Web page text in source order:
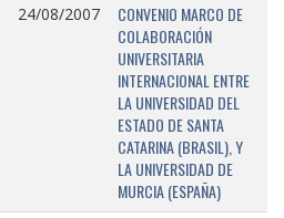
24/08/2007
CONVENIO MARCO DE
COLABORACIÓN
UNIVERSITARIA
INTERNACIONAL ENTRE
LA UNIVERSIDAD DEL
ESTADO DE SANTA
CATARINA (BRASIL), Y
LA UNIVERSIDAD DE
MURCIA (ESPAÑA)